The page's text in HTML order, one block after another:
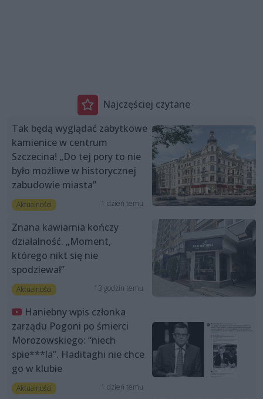
Najczęściej czytane
Tak będą wyglądać zabytkowe
kamienice w centrum
Szczecina! „Do tej pory to nie
było możliwe w historycznej
zabudowie miasta”
Aktualności 1 dzień temu
Znana kawiarnia kończy
działalność. „Moment,
którego nikt się nie
spodziewał”
Aktualności 13 godzin temu
Haniebny wpis członka
zarządu Pogoni po śmierci
Morozowskiego: “niech
spie***la”. Haditaghi nie chce
go w klubie
Aktualności 1 dzień temu